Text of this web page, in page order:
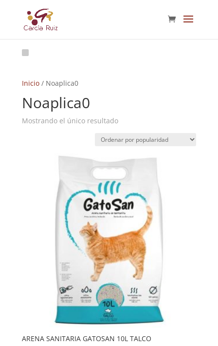
Inicio/ Noaplica0
Noaplica0
Mostrando el único resultado
ARENA SANITARIA GATOSAN 10L TALCO